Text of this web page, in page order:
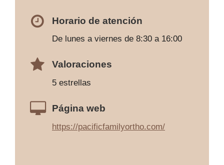
Horario de atención
De lunes a viernes de 8:30 a 16:00
Valoraciones
5 estrellas
Página web
https://pacificfamilyortho.com/